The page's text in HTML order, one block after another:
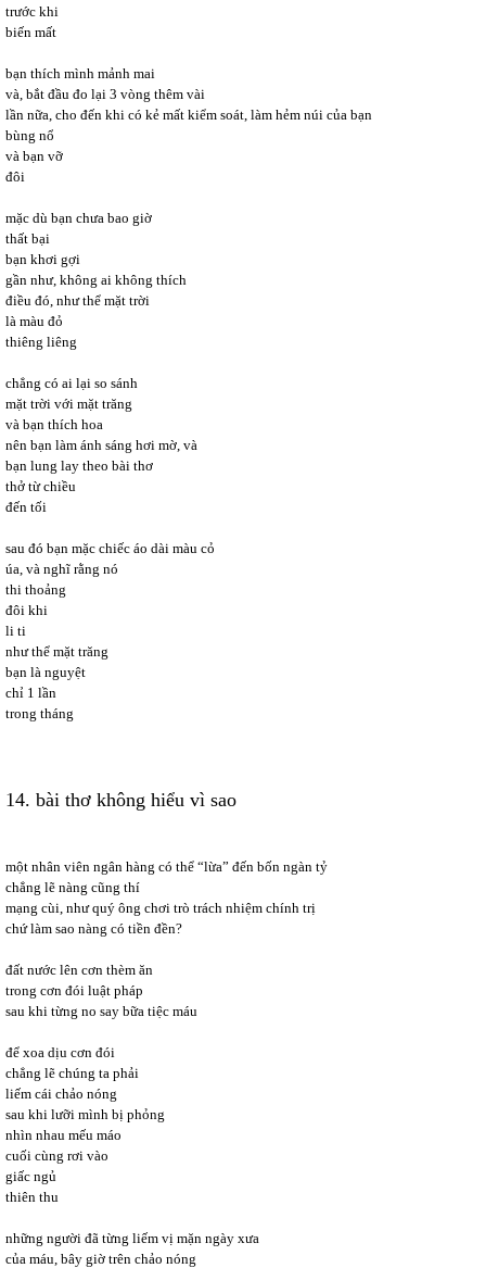
trước khi
biến mất
bạn thích mình mảnh mai
và, bắt đầu đo lại 3 vòng thêm vài
lần nữa, cho đến khi có kẻ mất kiểm soát, làm hẻm núi của bạn
bùng nổ
và bạn vỡ
đôi
mặc dù bạn chưa bao giờ
thất bại
bạn khơi gợi
gần như, không ai không thích
điều đó, như thể mặt trời
là màu đỏ
thiêng liêng
chẳng có ai lại so sánh
mặt trời với mặt trăng
và bạn thích hoa
nên bạn làm ánh sáng hơi mờ, và
bạn lung lay theo bài thơ
thở từ chiều
đến tối
sau đó bạn mặc chiếc áo dài màu cỏ
úa, và nghĩ rằng nó
thi thoảng
đôi khi
li ti
như thể mặt trăng
bạn là nguyệt
chỉ 1 lần
trong tháng
14. bài thơ không hiểu vì sao
một nhân viên ngân hàng có thể “lừa” đến bốn ngàn tỷ
chẳng lẽ nàng cũng thí
mạng cùi, như quý ông chơi trò trách nhiệm chính trị
chứ làm sao nàng có tiền đền?
đất nước lên cơn thèm ăn
trong cơn đói luật pháp
sau khi từng no say bữa tiệc máu
để xoa dịu cơn đói
chẳng lẽ chúng ta phải
liếm cái chảo nóng
sau khi lưỡi mình bị phỏng
nhìn nhau mếu máo
cuối cùng rơi vào
giấc ngủ
thiên thu
những người đã từng liếm vị mặn ngày xưa
của máu, bây giờ trên chảo nóng